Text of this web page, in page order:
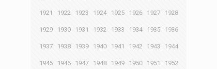
1921 1922 1923 1924 1925 1926 1927 1928
1929 1930 1931 1932 1933 1934 1935 1936
1937 1938 1939 1940 1941 1942 1943 1944
1945 1946 1947 1948 1949 1950 1951 1952